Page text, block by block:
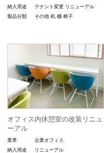
納入用途 テナント変更 リニューアル
製品分類
その他 机 棚 椅子
オフィス内休憩室の改装リニュ
ーアル
業界
企業オフィス
納入用途
リニューアル